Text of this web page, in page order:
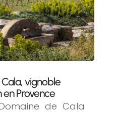
vignoble
en Provence
de Cala